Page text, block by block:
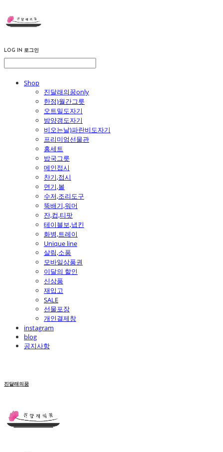
LOG IN 로그인
Shop
진달래의꿈only
한정)월간그릇
오트밀도자기
밤양갱도자기
비오는날)파란비도자기
프리미엄선물관
홈세트
밥국그릇
메인접시
찬기,접시
면기,볼
수저,조리도구
뚝배기,워머
잔,컵,티팟
테이블보,냅킨
화병,트레이
Unique line
살림,소품
모바일상품권
이달의 할인
신상품
재입고
SALE
선물포장
개인결제창
instagram
blog
공지사항
진달래의꿈